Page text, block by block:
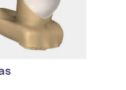
estéticos
vienen